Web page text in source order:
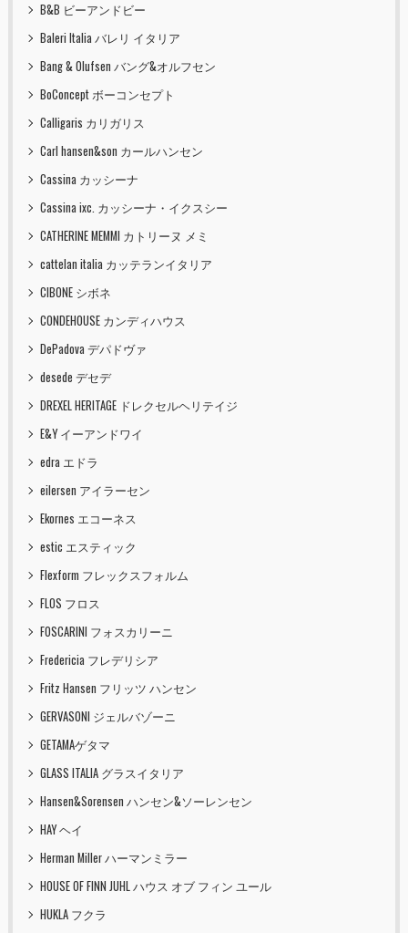
B&B ビーアンドビー
Baleri Italia バレリ イタリア
Bang & Olufsen バング&オルフセン
BoConcept ボーコンセプト
Calligaris カリガリス
Carl hansen&son カールハンセン
Cassina カッシーナ
Cassina ixc. カッシーナ・イクスシー
CATHERINE MEMMI カトリーヌ メミ
cattelan italia カッテランイタリア
CIBONE シボネ
CONDEHOUSE カンディハウス
DePadova デパドヴァ
desede デセデ
DREXEL HERITAGE ドレクセルヘリテイジ
E&Y イーアンドワイ
edra エドラ
eilersen アイラーセン
Ekornes エコーネス
estic エスティック
Flexform フレックスフォルム
FLOS フロス
FOSCARINI フォスカリーニ
Fredericia フレデリシア
Fritz Hansen フリッツ ハンセン
GERVASONI ジェルバゾーニ
GETAMAゲタマ
GLASS ITALIA グラスイタリア
Hansen&Sorensen ハンセン&ソーレンセン
HAY ヘイ
Herman Miller ハーマンミラー
HOUSE OF FINN JUHL ハウス オブ フィン ユール
HUKLA フクラ